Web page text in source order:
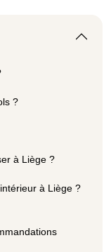
?
à Liège ?
à Liège ?